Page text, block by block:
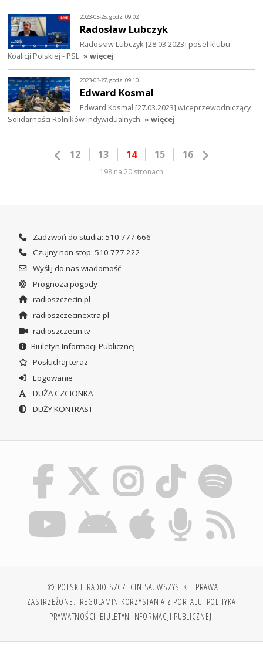
2023-03-28, godz. 09:02
Radosław Lubczyk
Radosław Lubczyk [28.03.2023] poseł klubu
Koalicji Polskiej - PSL » więcej
2023-03-27, godz. 09:10
Edward Kosmal
Edward Kosmal [27.03.2023] wiceprzewodniczący
Solidarności Rolników Indywidualnych » więcej
12 13 14 15 16
198 na 20 stronach
Zadzwoń do studia: 510 777 666
Czujny non stop: 510 777 222
Wyślij do nas wiadomość
Prognoza pogody
radioszczecin.pl
radioszczecinextra.pl
radioszczecin.tv
Biuletyn Informacji Publicznej
Posłuchaj teraz
Logowanie
DUŻA CZCIONKA
DUŻY KONTRAST
© POLSKIE RADIO SZCZECIN SA. WSZYSTKIE PRAWA
ZASTRZEŻONE. REGULAMIN KORZYSTANIA Z PORTALU POLITYKA
PRYWATNOŚCI BIULETYN INFORMACJI PUBLICZNEJ